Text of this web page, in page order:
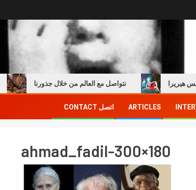
نتواصل مع العالم من خلال جذورنا
ARTICLES اتصل CONTACT
ahmad_fadil-300×180